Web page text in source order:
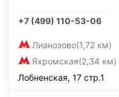
+7 (499) 110-53-06
Лианозово(1,72 км)
Яхромская(2,34 км)
Лобненская, 17 стр.1